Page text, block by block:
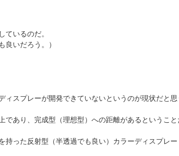
ているのだ。
良いだろう。）
ィスプレーが開発できていないというのが現状だと思
であり、完成型（理想型）への距離があるということ
持った反射型（半透過でも良い）カラーディスプレー